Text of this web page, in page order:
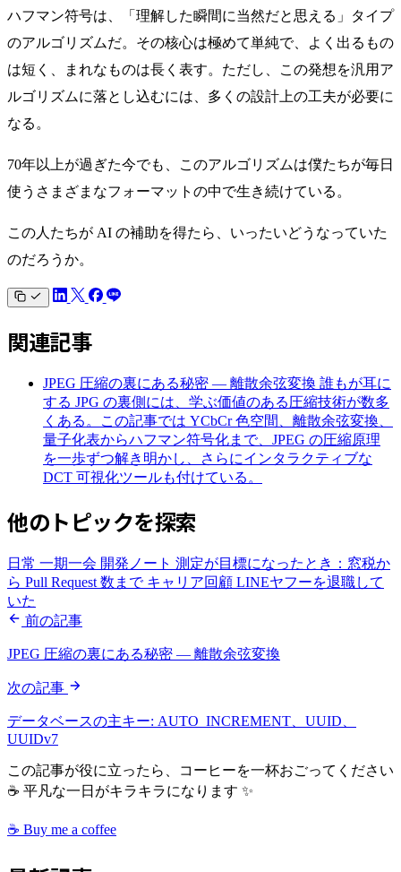
ハフマン符号は、「理解した瞬間に当然だと思える」タイプ
のアルゴリズムだ。その核心は極めて単純で、よく出るもの
は短く、まれなものは長く表す。ただし、この発想を汎用ア
ルゴリズムに落とし込むには、多くの設計上の工夫が必要に
なる。
70年以上が過ぎた今でも、このアルゴリズムは僕たちが毎日
使うさまざまなフォーマットの中で生き続けている。
この人たちが AI の補助を得たら、いったいどうなっていた
のだろうか。
関連記事
JPEG 圧縮の裏にある秘密 — 離散余弦変換 誰もが耳に
する JPG の裏側には、学ぶ価値のある圧縮技術が数多
くある。この記事では YCbCr 色空間、離散余弦変換、
量子化表からハフマン符号化まで、JPEG の圧縮原理
を一歩ずつ解き明かし、さらにインタラクティブな
DCT 可視化ツールも付けている。
他のトピックを探索
日常 一期一会 開発ノート 測定が目標になったとき：窓税か
ら Pull Request 数まで キャリア回顧 LINEヤフーを退職して
いた
前の記事
JPEG 圧縮の裏にある秘密 — 離散余弦変換
次の記事
データベースの主キー: AUTO_INCREMENT、UUID、
UUIDv7
この記事が役に立ったら、コーヒーを一杯おごってください
☕ 平凡な一日がキラキラになります ✨
☕ Buy me a coffee